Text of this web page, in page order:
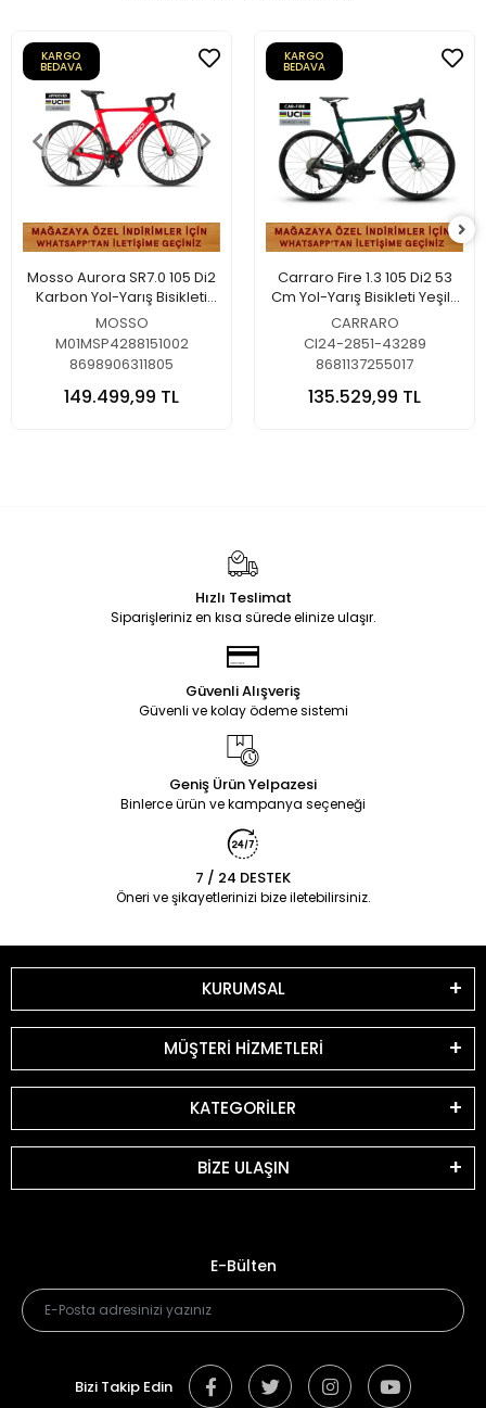
KARGO
BEDAVA
Mosso Aurora SR7.0 105 Di2
Karbon Yol-Yarış Bisikleti
Kırmızı-Beyaz 51 Cm
MOSSO
M01MSP4288151002
8698906311805
149.499,99 TL
KARGO
BEDAVA
Carraro Fire 1.3 105 Di2 53
Cm Yol-Yarış Bisikleti Yeşil-
Siyah-Sarı
CARRARO
CI24-2851-43289
8681137255017
135.529,99 TL
Hızlı Teslimat
Siparişleriniz en kısa sürede elinize ulaşır.
Güvenli Alışveriş
Güvenli ve kolay ödeme sistemi
Geniş Ürün Yelpazesi
Binlerce ürün ve kampanya seçeneği
7 / 24 DESTEK
Öneri ve şikayetlerinizi bize iletebilirsiniz.
KURUMSAL
MÜŞTERİ HİZMETLERİ
KATEGORİLER
BİZE ULAŞIN
E-Bülten
Bizi Takip Edin